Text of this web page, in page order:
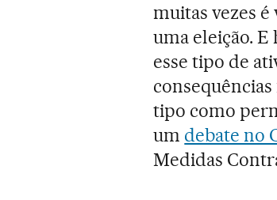
muitas vezes
uma eleição. E
esse tipo de
tipo como
um debate no
Medidas